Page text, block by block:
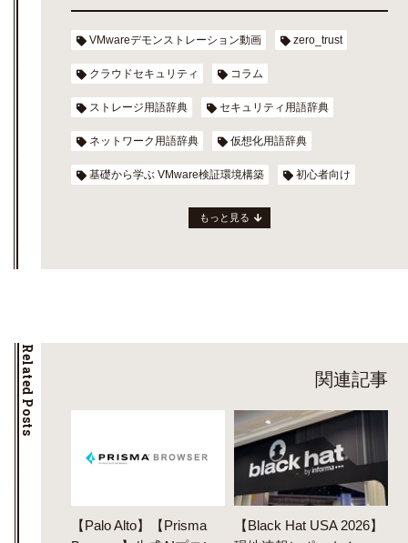
VMwareデモンストレーション動画 zero_trust
クラウドセキュリティ コラム
ストレージ用語辞典 セキュリティ用語辞典
ネットワーク用語辞典 仮想化用語辞典
基礎から学ぶ VMware検証環境構築 初心者向け
もっと見る
Related Posts 関連記事
【Palo Alto】【Prisma
【Black Hat USA 2026】